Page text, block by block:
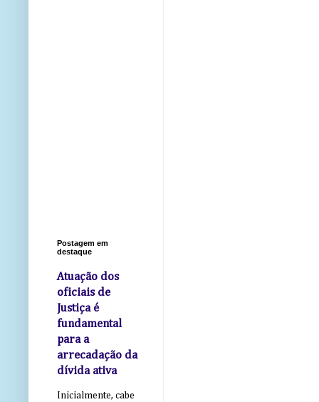
Postagem em
destaque
Atuação dos
oficiais de
Justiça é
fundamental
para a
arrecadação da
dívida ativa
Inicialmente, cabe